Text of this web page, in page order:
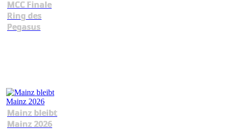
MCC Finale
Ring des
Pegasus
Mainz bleibt
Mainz 2026